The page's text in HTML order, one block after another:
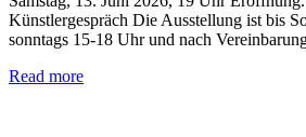
Künstlergespräch Die Ausstellung ist bis
sonntags 15-18 Uhr und nach
Read more